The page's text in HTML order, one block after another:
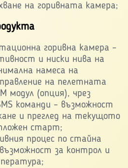
на горивната камера;
горивна камера –
и ниски нива на
намеса на
на пелетната
модул (опция), чрез
команди – възможност
и преглед на текущото
старт;
процес по стайна
за контрол и